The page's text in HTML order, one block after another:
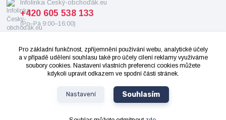
Infolinka Český-obchoďák.eu
+420 605 538 133
(Po–Pá 9:00–16:00)
- Všechna práva vyhrazena. Design od
Pro základní funkčnost, zpříjemnění používání webu, analytické účely
a v případě udělení souhlasu také pro účely cílení reklamy využíváme
soubory cookies. Nastavení vlastních preferencí cookies můžete
kdykoli upravit odkazem ve spodní části stránek.
Nastavení Souhlasím